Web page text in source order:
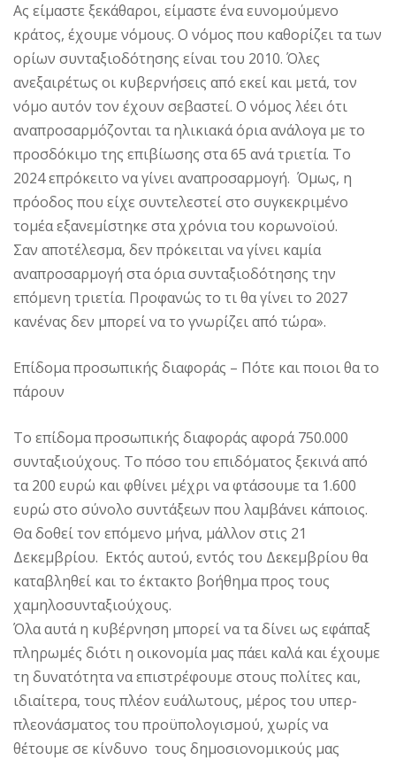
Ας είμαστε ξεκάθαροι, είμαστε ένα ευνομούμενο
κράτος, έχουμε νόμους. Ο νόμος που καθορίζει τα των
ορίων συνταξιοδότησης είναι του 2010. Όλες
ανεξαιρέτως οι κυβερνήσεις από εκεί και μετά, τον
νόμο αυτόν τον έχουν σεβαστεί. Ο νόμος λέει ότι
αναπροσαρμόζονται τα ηλικιακά όρια ανάλογα με το
προσδόκιμο της επιβίωσης στα 65 ανά τριετία. Το
2024 επρόκειτο να γίνει αναπροσαρμογή. Όμως, η
πρόοδος που είχε συντελεστεί στο συγκεκριμένο
τομέα εξανεμίστηκε στα χρόνια του κορωνοϊού.
Σαν αποτέλεσμα, δεν πρόκειται να γίνει καμία
αναπροσαρμογή στα όρια συνταξιοδότησης την
επόμενη τριετία. Προφανώς το τι θα γίνει το 2027
κανένας δεν μπορεί να το γνωρίζει από τώρα».
Επίδομα προσωπικής διαφοράς – Πότε και ποιοι θα το
πάρουν
Το επίδομα προσωπικής διαφοράς αφορά 750.000
συνταξιούχους. Το πόσο του επιδόματος ξεκινά από
τα 200 ευρώ και φθίνει μέχρι να φτάσουμε τα 1.600
ευρώ στο σύνολο συντάξεων που λαμβάνει κάποιος.
Θα δοθεί τον επόμενο μήνα, μάλλον στις 21
Δεκεμβρίου. Εκτός αυτού, εντός του Δεκεμβρίου θα
καταβληθεί και το έκτακτο βοήθημα προς τους
χαμηλοσυνταξιούχους.
Όλα αυτά η κυβέρνηση μπορεί να τα δίνει ως εφάπαξ
πληρωμές διότι η οικονομία μας πάει καλά και έχουμε
τη δυνατότητα να επιστρέφουμε στους πολίτες και,
ιδιαίτερα, τους πλέον ευάλωτους, μέρος του υπερ-
πλεονάσματος του προϋπολογισμού, χωρίς να
θέτουμε σε κίνδυνο τους δημοσιονομικούς μας